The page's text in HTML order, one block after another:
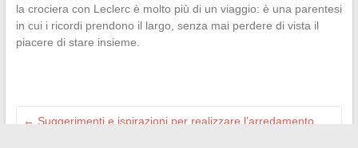
la crociera con Leclerc è molto più di un viaggio: è una parentesi
in cui i ricordi prendono il largo, senza mai perdere di vista il
piacere di stare insieme.
← Suggerimenti e ispirazioni per realizzare l’arredamento